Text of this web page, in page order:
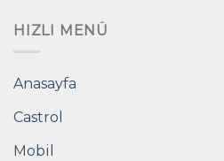
HIZLI MENÜ
Anasayfa
Castrol
Mobil